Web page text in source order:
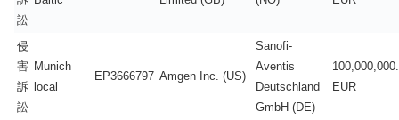
訟
侵
害
訴
訟
Munich
local
EP3666797 Amgen Inc. (US)
Sanofi-
Aventis
Deutschland
GmbH (DE)
EUR